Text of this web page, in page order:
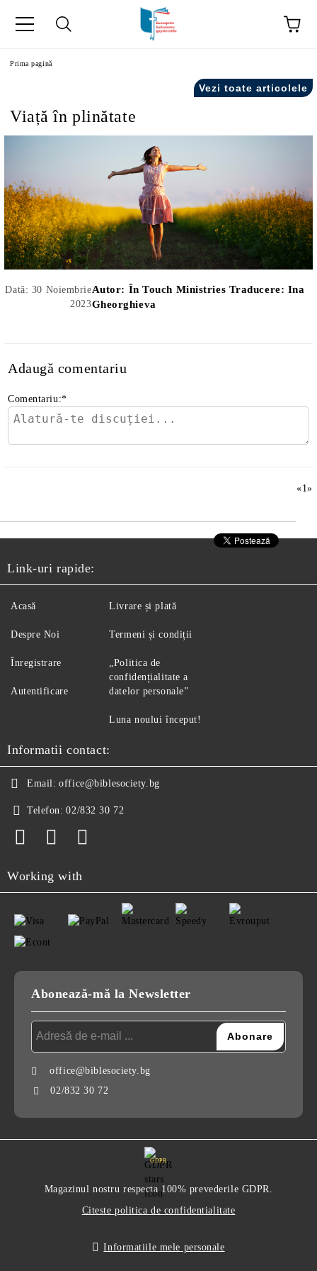
Prima pagină
Vezi toate articolele
Viață în plinătate
Dată: 30 Noiembrie
2023
Autor: În Touch Ministries Traducere: Ina
Gheorghieva
Adaugă comentariu
Comentariu:*
«1»
Link-uri rapide:
Acasă
Despre Noi
Înregistrare
Autentificare
Livrare și plată
Termeni și condiții
„Politica de
confidențialitate a
datelor personale”
Luna noului început!
Informatii contact:
Email: office@biblesociety.bg
Telefon: 02/832 30 72
Working with
Abonează-mă la Newsletter
office@biblesociety.bg
02/832 30 72
GDPR
Magazinul nostru respecta 100% prevederile GDPR.
Citeste politica de confidentialitate
Informatiile mele personale